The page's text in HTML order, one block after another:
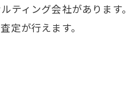
ティング会社があります。
定が行えます。